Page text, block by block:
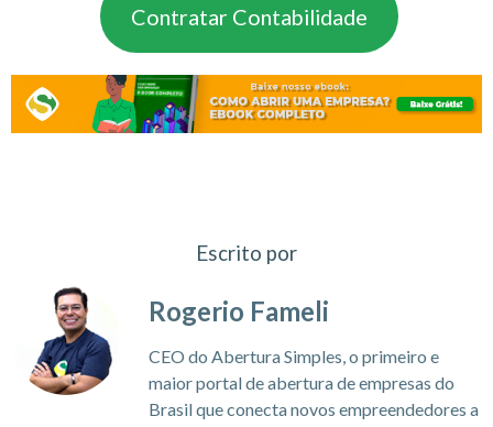
Contratar Contabilidade
Escrito por
Rogerio Fameli
CEO do Abertura Simples, o primeiro e
maior portal de abertura de empresas do
Brasil que conecta novos empreendedores a